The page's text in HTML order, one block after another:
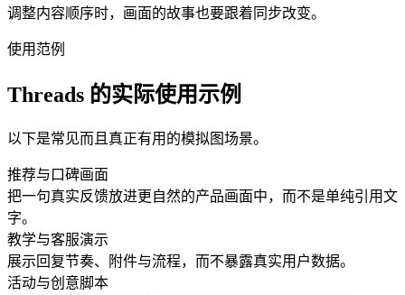
调整内容顺序时，画面的故事也要跟着同步改变。
使用范例
Threads 的实际使用示例
以下是常见而且真正有用的模拟图场景。
推荐与口碑画面
把一句真实反馈放进更自然的产品画面中，而不是单纯引用文
字。
教学与客服演示
展示回复节奏、附件与流程，而不暴露真实用户数据。
活动与创意脚本